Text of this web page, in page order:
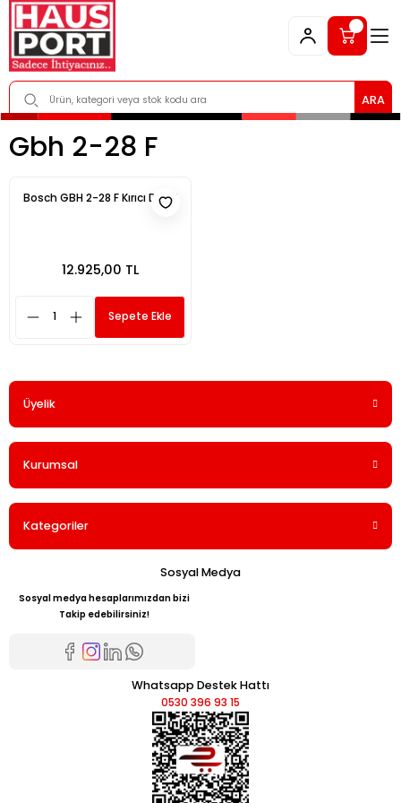
ARA
Gbh 2-28 F
Bosch GBH 2-28 F Kırıcı Delici
12.925,00 TL
Sepete Ekle
Üyelik
Kurumsal
Kategoriler
Sosyal Medya
Sosyal medya hesaplarımızdan bizi
Takip edebilirsiniz!
Whatsapp Destek Hattı
0530 396 93 15